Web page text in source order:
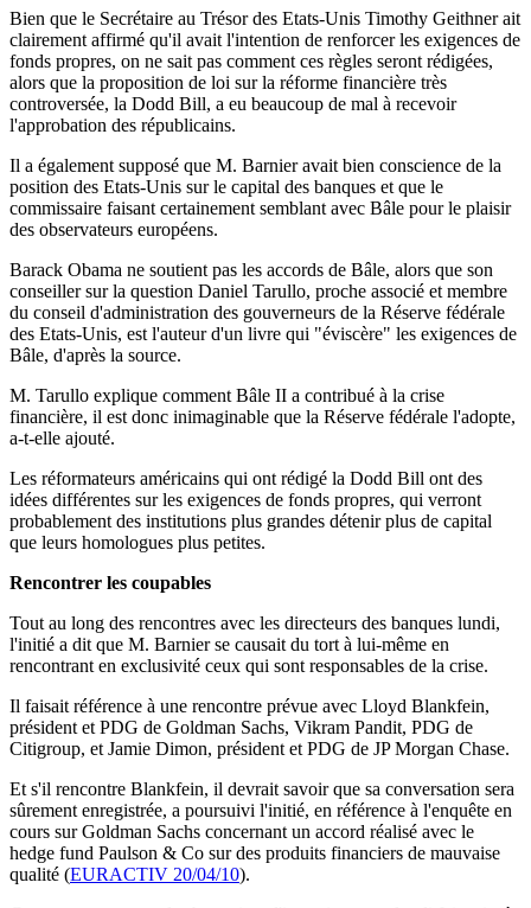
Bien que le Secrétaire au Trésor des Etats-Unis Timothy Geithner ait
clairement affirmé qu'il avait l'intention de renforcer les exigences de
fonds propres, on ne sait pas comment ces règles seront rédigées,
alors que la proposition de loi sur la réforme financière très
controversée, la Dodd Bill, a eu beaucoup de mal à recevoir
l'approbation des républicains.
Il a également supposé que M. Barnier avait bien conscience de la
position des Etats-Unis sur le capital des banques et que le
commissaire faisant certainement semblant avec Bâle pour le plaisir
des observateurs européens.
Barack Obama ne soutient pas les accords de Bâle, alors que son
conseiller sur la question Daniel Tarullo, proche associé et membre
du conseil d'administration des gouverneurs de la Réserve fédérale
des Etats-Unis, est l'auteur d'un livre qui "éviscère" les exigences de
Bâle, d'après la source.
M. Tarullo explique comment Bâle II a contribué à la crise
financière, il est donc inimaginable que la Réserve fédérale l'adopte,
a-t-elle ajouté.
Les réformateurs américains qui ont rédigé la Dodd Bill ont des
idées différentes sur les exigences de fonds propres, qui verront
probablement des institutions plus grandes détenir plus de capital
que leurs homologues plus petites.
Rencontrer les coupables
Tout au long des rencontres avec les directeurs des banques lundi,
l'initié a dit que M. Barnier se causait du tort à lui-même en
rencontrant en exclusivité ceux qui sont responsables de la crise.
Il faisait référence à une rencontre prévue avec Lloyd Blankfein,
président et PDG de Goldman Sachs, Vikram Pandit, PDG de
Citigroup, et Jamie Dimon, président et PDG de JP Morgan Chase.
Et s'il rencontre Blankfein, il devrait savoir que sa conversation sera
sûrement enregistrée, a poursuivi l'initié, en référence à l'enquête en
cours sur Goldman Sachs concernant un accord réalisé avec le
hedge fund Paulson & Co sur des produits financiers de mauvaise
qualité (EURACTIV 20/04/10).